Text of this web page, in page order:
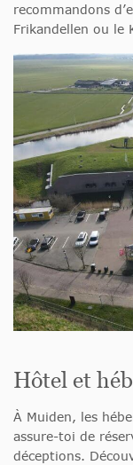
recommandons
Frikandellen ou le
Hôtel et
À Muiden, les
assure-toi de
déceptions.